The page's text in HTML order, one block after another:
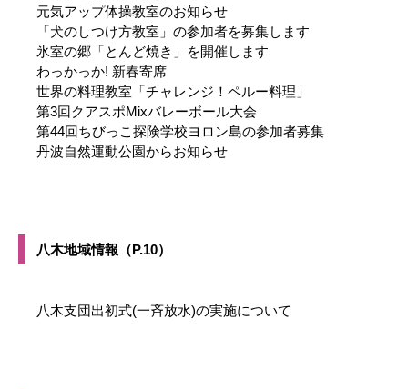
元気アップ体操教室のお知らせ
「犬のしつけ方教室」の参加者を募集します
氷室の郷「とんど焼き」を開催します
わっかっか! 新春寄席
世界の料理教室「チャレンジ！ペルー料理」
第3回クアスポMixバレーボール大会
第44回ちびっこ探険学校ヨロン島の参加者募集
丹波自然運動公園からお知らせ
八木地域情報（P.10）
八木支団出初式(一斉放水)の実施について